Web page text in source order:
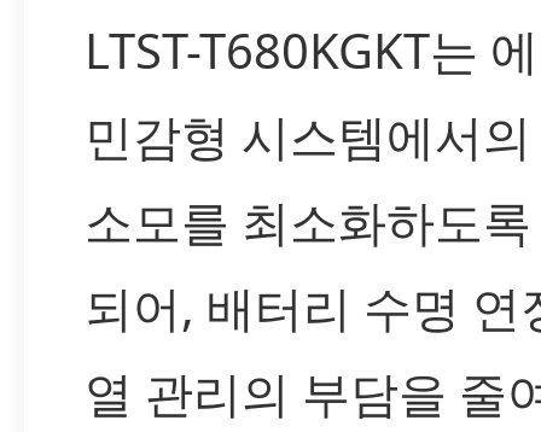
LTST-T680KGKT는
민감형 시스템에서
소모를 최소화하도
되어, 배터리 수명 연
열 관리의 부담을 줄